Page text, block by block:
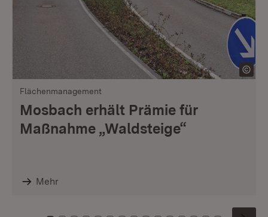
Flächenmanagement
Mosbach erhält Prämie für
Maßnahme „Waldsteige“
Mehr